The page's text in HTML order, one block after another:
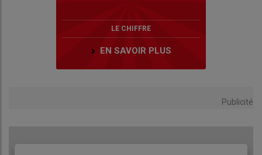
LE CHIFFRE
EN SAVOIR PLUS
Publicité